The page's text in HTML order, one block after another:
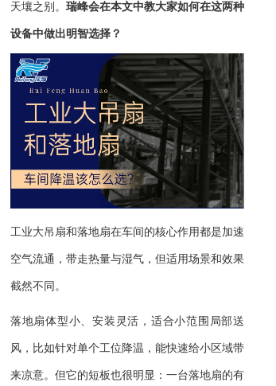
天壤之别。 瑞峰会在本文中教大家如何在这两种
设备中做出明智选择？
工业大吊扇和落地扇在车间的核心作用都是加速
空气流通，带走热量与湿气，但适用场景和效果
截然不同。
落地扇体型小、安装灵活，适合小范围局部送
风，比如针对单个工位降温，能快速给小区域带
来凉意。但它的短板也很明显：一台落地扇的有